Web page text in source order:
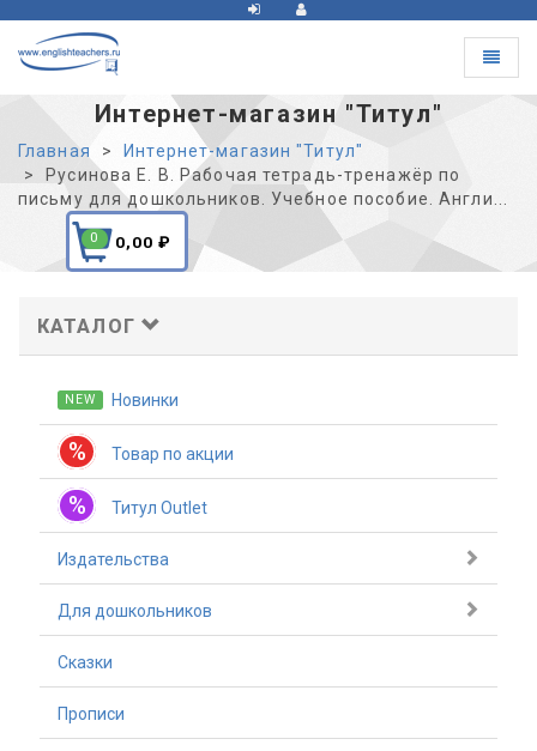
Toggle
Интернет-магазин "Титул"
Главная
Интернет-магазин "Титул"
Русинова Е. В. Рабочая тетрадь-тренажёр по
письму для дошкольников. Учебное пособие. Англи...
0 0,00 ₽
КАТАЛОГ
NEW Новинки
% Товар по акции
% Титул Outlet
Издательства
Для дошкольников
Сказки
Прописи